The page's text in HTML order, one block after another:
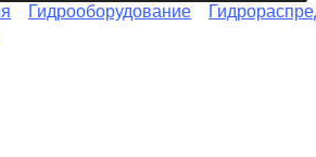
Гидрооборудование